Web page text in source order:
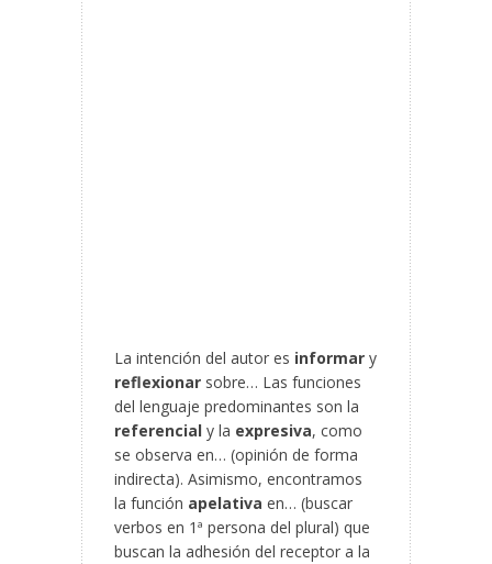
La intención del autor es informar y
reflexionar sobre… Las funciones
del lenguaje predominantes son la
referencial y la expresiva, como
se observa en… (opinión de forma
indirecta). Asimismo, encontramos
la función apelativa en… (buscar
verbos en 1ª persona del plural) que
buscan la adhesión del receptor a la